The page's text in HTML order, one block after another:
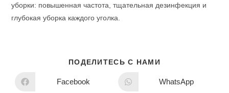
уборки: повышенная частота, тщательная дезинфекция и
глубокая уборка каждого уголка.
ПОДЕЛИТЕСЬ С НАМИ
Facebook WhatsApp